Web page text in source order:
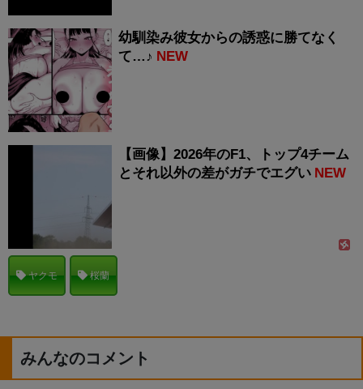
幼馴染み彼女からの誘惑に勝てなく
て…♪ NEW
【画像】2026年のF1、トップ4チーム
とそれ以外の差がガチでエグい NEW
ヤクモ 桜蘭
みんなのコメント